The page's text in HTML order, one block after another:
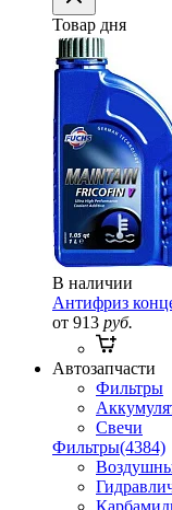
Товар дня
В наличии
Антифриз
от 913 руб.
Автозапчасти
Фильтры
Свечи
Фильтры(4384)